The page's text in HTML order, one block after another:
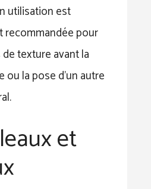
utilisation est
recommandée pour
texture avant la
ou la pose d’un autre
et